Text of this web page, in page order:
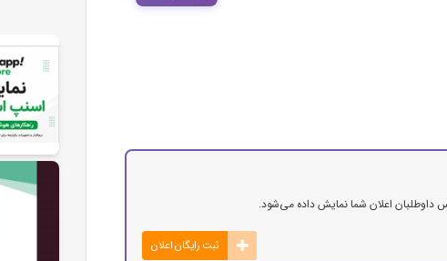
داوطلبان اعلان شما نمایش داده می‌شود.
ثبت رایگان اعلان